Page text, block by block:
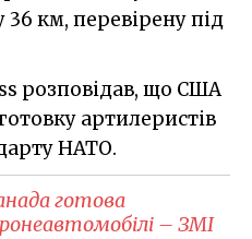
36 км, перевірену під
розповідав, що США
артилеристів
НАТО.
готова
– ЗМІ